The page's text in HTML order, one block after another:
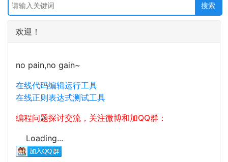
欢迎！
no pain,no gain~
在线代码编辑运行工具
在线正则表达式测试工具
编程问题探讨交流，关注微博和加QQ群：
Loading...